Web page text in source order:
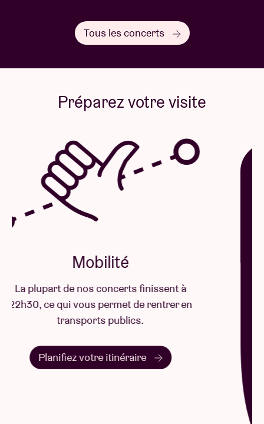
Tous les concerts
Préparez votre visite
Mobilité
La plupart de nos concerts finissent à
22h30, ce qui vous permet de rentrer en
transports publics.
Planifiez votre itinéraire